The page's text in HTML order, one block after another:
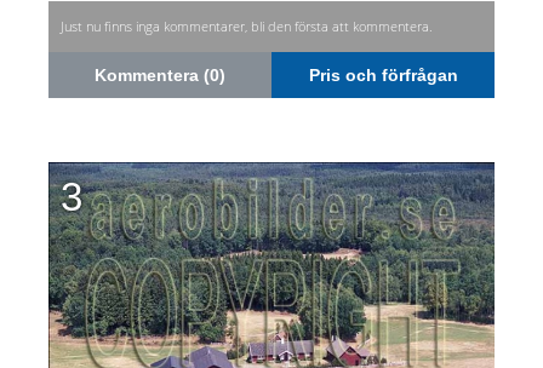
Just nu finns inga kommentarer, bli den första att kommentera.
Kommentera (0) Pris och förfrågan
3